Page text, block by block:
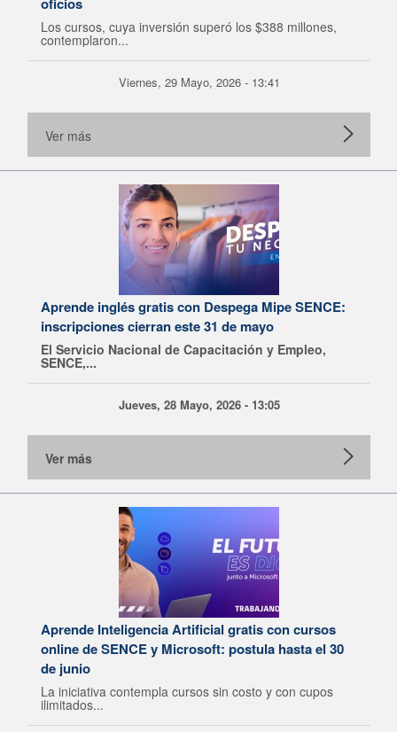
Los cursos, cuya inversión superó los $388 millones,
contemplaron...
Viernes, 29 Mayo, 2026 - 13:41
Ver más
Aprende inglés gratis con Despega Mipe SENCE:
inscripciones cierran este 31 de mayo
El Servicio Nacional de Capacitación y Empleo,
SENCE,...
Jueves, 28 Mayo, 2026 - 13:05
Ver más
Aprende Inteligencia Artificial gratis con cursos
online de SENCE y Microsoft: postula hasta el 30
de junio
La iniciativa contempla cursos sin costo y con cupos
ilimitados...